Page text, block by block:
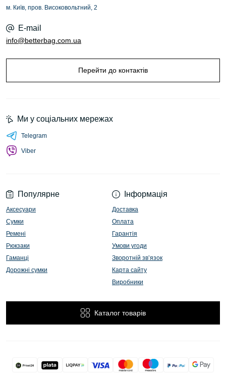
м. Київ, пров. Високовольтний, 2
E-mail
info@betterbag.com.ua
Перейти до контактів
Популярне
Аксесуари
Сумки
Ремені
Рюкзаки
Гаманці
Дорожні сумки
Інформація
Доставка
Оплата
Гарантія
Умови угоди
Зворотній зв’язок
Карта сайту
Виробники
Каталог товарів
Ми у соціальних мережах
Telegram
Viber